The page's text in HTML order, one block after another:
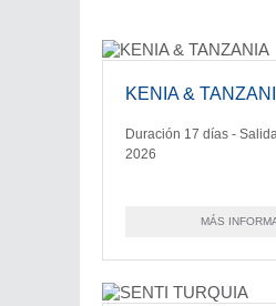
KENIA &
Duración 17 días -
2026
MÁS